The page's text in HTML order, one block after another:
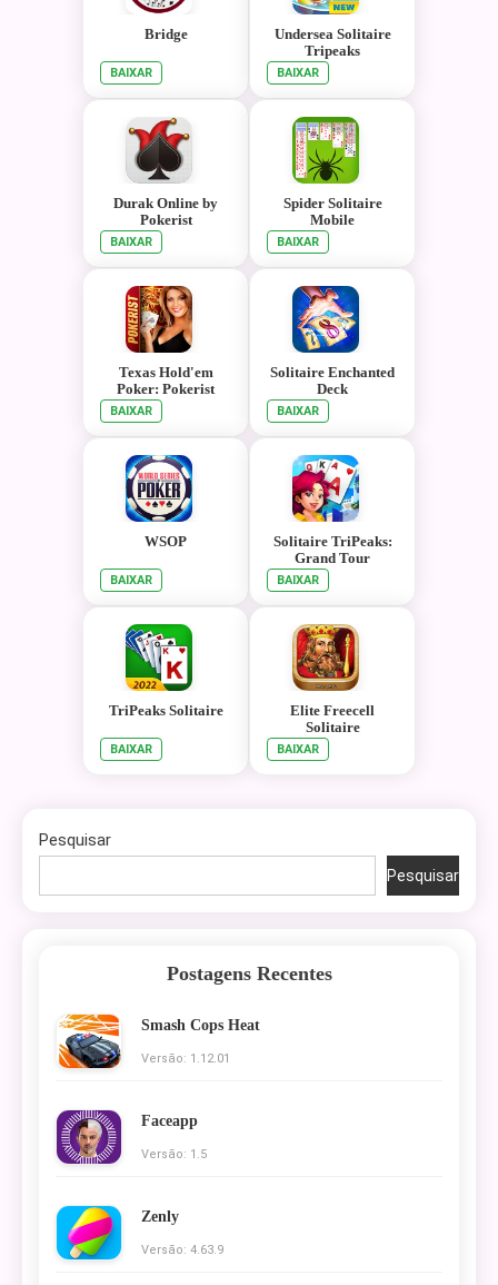
Bridge
BAIXAR
Undersea Solitaire
Tripeaks
BAIXAR
Durak Online by
Pokerist
BAIXAR
Spider Solitaire
Mobile
BAIXAR
Texas Hold'em
Poker: Pokerist
BAIXAR
Solitaire Enchanted
Deck
BAIXAR
WSOP
BAIXAR
Solitaire TriPeaks:
Grand Tour
BAIXAR
TriPeaks Solitaire
BAIXAR
Elite Freecell
Solitaire
BAIXAR
Pesquisar
Pesquisar
Postagens Recentes
Smash Cops Heat
Versão: 1.12.01
Faceapp
Versão: 1.5
Zenly
Versão: 4.63.9